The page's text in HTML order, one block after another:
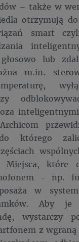
– także w
otrzymują
smart
lub
m.in.
do którego
Miejsca, które
- np.
w
Aby je
wystarczy
z wgraną